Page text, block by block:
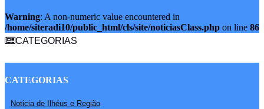
Warning: A non-numeric value encountered in
/home/siteradi10/public_html/cls/site/noticiasClass.php on line 86
CATEGORIAS
CATEGORIAS
Noticia de Ilhéus e Região